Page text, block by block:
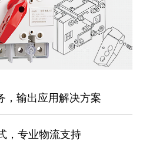
，输出应用解决方案
，专业物流支持